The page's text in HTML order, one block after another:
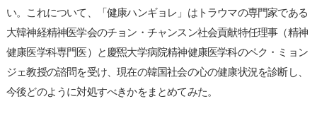
い。これについて、「健康ハンギョレ」はトラウマの専門家である
大韓神経精神医学会のチョン・チャンスン社会貢献特任理事（精神
健康医学科専門医）と慶煕大学病院精神健康医学科のペク・ミョン
ジェ教授の諮問を受け、現在の韓国社会の心の健康状況を診断し、
今後どのように対処すべきかをまとめてみた。